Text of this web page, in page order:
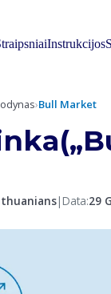
Instrukcijos
›Bull Market
| Data:29